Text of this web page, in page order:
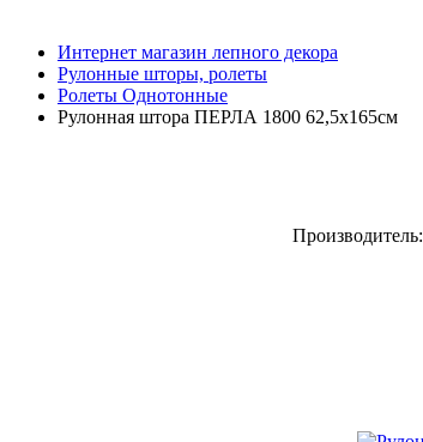
Интернет магазин лепного декора
Рулонные шторы, ролеты
Ролеты Однотонные
Рулонная штора ПЕРЛА 1800 62,5х165см
Производитель: